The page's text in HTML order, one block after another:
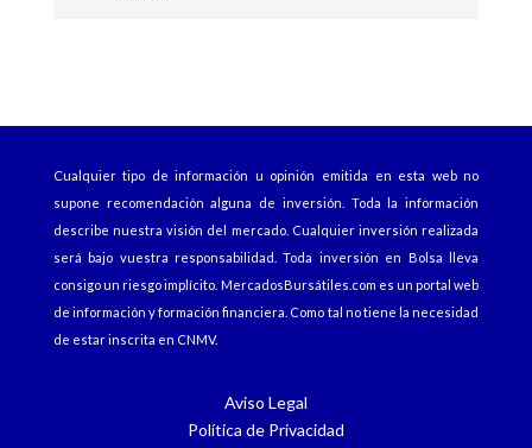
Cualquier tipo de información u opinión emitida en esta web no
supone recomendación alguna de inversión. Toda la información
describe nuestra visión del mercado. Cualquier inversión realizada
será bajo vuestra responsabilidad. Toda inversión en Bolsa lleva
consigo un riesgo implícito. MercadosBursátiles.com es un portal web
de información y formación financiera. Como tal no tiene la necesidad
de estar inscrita en CNMV.
Aviso Legal
Política de Privacidad